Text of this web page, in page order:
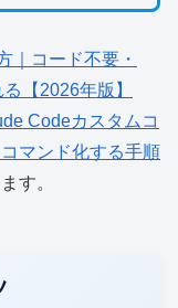
｜コード不要・
【2026年版】
Codeカスタムコ
マンド化する手順
す。